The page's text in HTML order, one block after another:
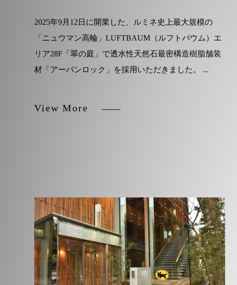
2025年9月12日に開業した、ルミネ史上最大規模の
「ニュウマン高輪」LUFTBAUM（ルフトバウム）エ
リア28F「翠の庭」で透水性天然石最密構造樹脂舗装
材「アーバンロック」を採用いただきました。 ...
View More